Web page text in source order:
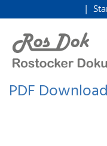
zum Inhalt
PDF Download